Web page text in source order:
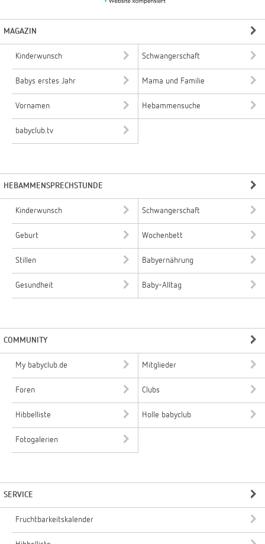
MAGAZIN
Kinderwunsch Schwangerschaft
Babys erstes Jahr Mama und Familie
Vornamen Hebammensuche
babyclub.tv
HEBAMMENSPRECHSTUNDE
Kinderwunsch Schwangerschaft
Geburt Wochenbett
Stillen Babyernährung
Gesundheit Baby-Alltag
COMMUNITY
My babyclub.de Mitglieder
Foren Clubs
Hibbelliste Holle babyclub
Fotogalerien
SERVICE
Fruchtbarkeitskalender